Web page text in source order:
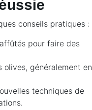
conseils pratiques :
pour faire des
olives, généralement en
techniques de